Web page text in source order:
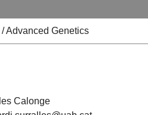
Advanced Genetics
Calonge